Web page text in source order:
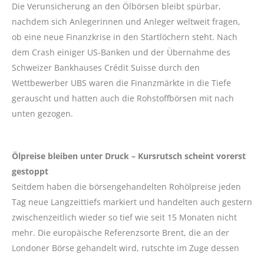
Die Verunsicherung an den Ölbörsen bleibt spürbar,
nachdem sich Anlegerinnen und Anleger weltweit fragen,
ob eine neue Finanzkrise in den Startlöchern steht. Nach
dem Crash einiger US-Banken und der Übernahme des
Schweizer Bankhauses Crédit Suisse durch den
Wettbewerber UBS waren die Finanzmärkte in die Tiefe
gerauscht und hatten auch die Rohstoffbörsen mit nach
unten gezogen.
Ölpreise bleiben unter Druck – Kursrutsch scheint vorerst
gestoppt
Seitdem haben die börsengehandelten Rohölpreise jeden
Tag neue Langzeittiefs markiert und handelten auch gestern
zwischenzeitlich wieder so tief wie seit 15 Monaten nicht
mehr. Die europäische Referenzsorte Brent, die an der
Londoner Börse gehandelt wird, rutschte im Zuge dessen